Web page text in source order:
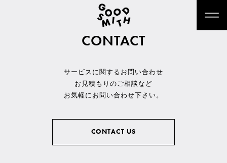
CONTACT
サービスに関するお問い合わせ
お見積もりのご相談など
お気軽にお問い合わせ下さい。
CONTACT US